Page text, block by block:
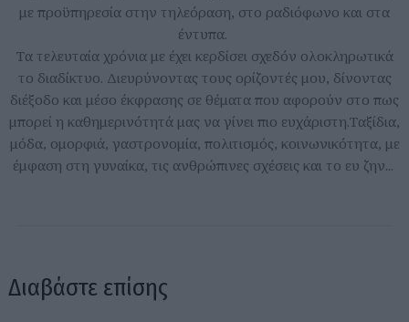
με προϋπηρεσία στην τηλεόραση, στο ραδιόφωνο και στα
έντυπα.
Τα τελευταία χρόνια με έχει κερδίσει σχεδόν ολοκληρωτικά
το διαδίκτυο. Διευρύνοντας τους ορίζοντές μου, δίνοντας
διέξοδο και μέσο έκφρασης σε θέματα που αφορούν στο πως
μπορεί η καθημερινότητά μας να γίνει πιο ευχάριστη.Ταξίδια,
μόδα, ομορφιά, γαστρονομία, πολιτισμός, κοινωνικότητα, με
έμφαση στη γυναίκα, τις ανθρώπινες σχέσεις και το ευ ζην...
Διαβάστε επίσης